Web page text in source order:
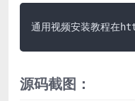
通用视频安装教程
源码截图：